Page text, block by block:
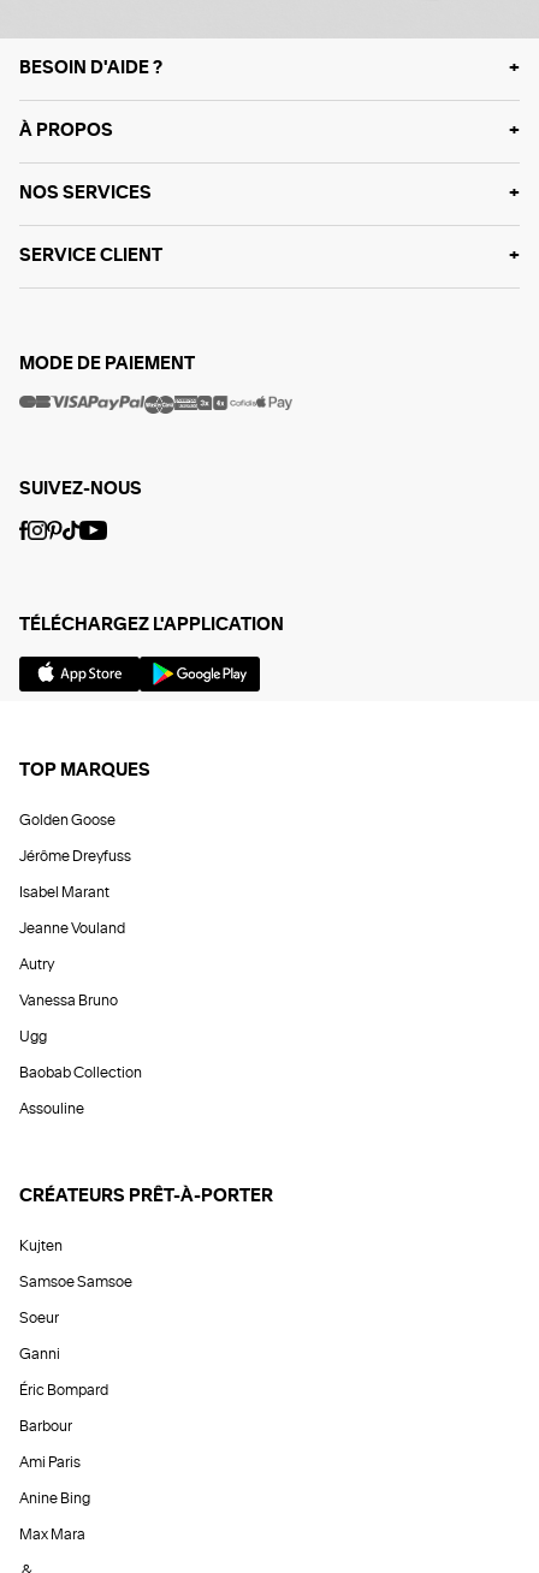
BESOIN D'AIDE ?
À PROPOS
NOS SERVICES
SERVICE CLIENT
MODE DE PAIEMENT
SUIVEZ-NOUS
TÉLÉCHARGEZ L'APPLICATION
TOP MARQUES
Golden Goose
Jérôme Dreyfuss
Isabel Marant
Jeanne Vouland
Autry
Vanessa Bruno
Ugg
Baobab Collection
Assouline
CRÉATEURS PRÊT-À-PORTER
Kujten
Samsoe Samsoe
Soeur
Ganni
Éric Bompard
Barbour
Ami Paris
Anine Bing
Max Mara